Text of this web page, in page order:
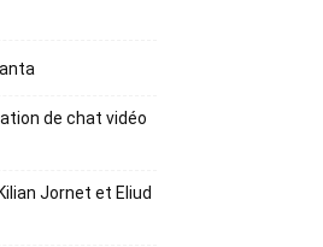
de chat vidéo
Jornet et Eliud